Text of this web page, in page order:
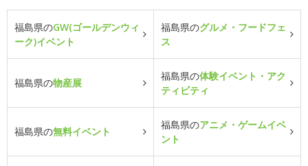
福島県のGW(ゴールデンウィ
ーク)イベント
福島県のグルメ・フードフェ
ス
福島県の物産展
福島県の体験イベント・アク
ティビティ
福島県の無料イベント
福島県のアニメ・ゲームイベ
ント